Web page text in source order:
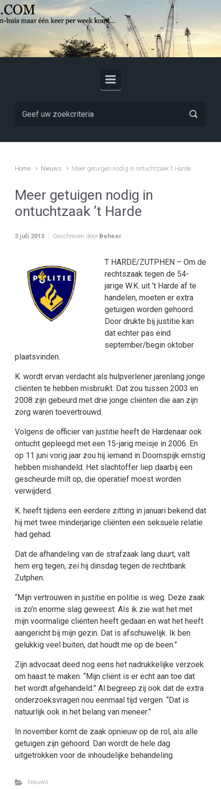
Skip to main content
Home Nieuws Meer getuigen nodig in ontuchtzaak ’t Harde
Meer getuigen nodig in
ontuchtzaak ’t Harde
3 juli 2013 Geschreven door Beheer
T HARDE/ZUTPHEN – Om de
rechtszaak tegen de 54-
jarige W.K. uit ’t Harde af te
handelen, moeten er extra
getuigen worden gehoord.
Door drukte bij justitie kan
dat echter pas eind
september/begin oktober
plaatsvinden.
K. wordt ervan verdacht als hulpverlener jarenlang jonge
cliënten te hebben misbruikt. Dat zou tussen 2003 en
2008 zijn gebeurd met drie jonge cliënten die aan zijn
zorg waren toevertrouwd.
Volgens de officier van justitie heeft de Hardenaar ook
ontucht gepleegd met een 15-jarig meisje in 2006. En
op 11 juni vorig jaar zou hij iemand in Doornspijk ernstig
hebben mishandeld. Het slachtoffer liep daarbij een
gescheurde milt op, die operatief moest worden
verwijderd.
K. heeft tijdens een eerdere zitting in januari bekend dat
hij met twee minderjarige cliënten een seksuele relatie
had gehad.
Dat de afhandeling van de strafzaak lang duurt, valt
hem erg tegen, zei hij dinsdag tegen de rechtbank
Zutphen.
“Mijn vertrouwen in justitie en politie is weg. Deze zaak
is zo’n enorme slag geweest. Als ik zie wat het met
mijn voormalige cliënten heeft gedaan en wat het heeft
aangericht bij mijn gezin. Dat is afschuwelijk. Ik ben
gelukkig veel buiten, dat houdt me op de been.”
Zijn advocaat deed nog eens het nadrukkelijke verzoek
om haast te maken. “Mijn cliënt is er echt aan toe dat
het wordt afgehandeld.” Al begreep zij ook dat de extra
onderzoeksvragen nou eenmaal tijd vergen. “Dat is
natuurlijk ook in het belang van meneer.”
In november komt de zaak opnieuw op de rol, als alle
getuigen zijn gehoord. Dan wordt de hele dag
uitgetrokken voor de inhoudelijke behandeling.
Nieuws